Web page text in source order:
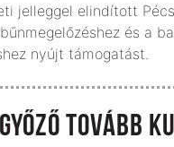
jelleggel elindított
és a
nyújt támogatást.
TOVÁBB